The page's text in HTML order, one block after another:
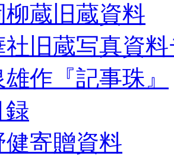
柳蔵旧蔵資料
社旧蔵写真資
作『記事珠』
録
健寄贈資料